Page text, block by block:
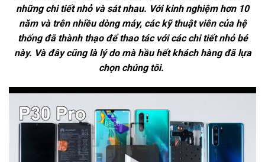
những chi tiết nhỏ và sát nhau. Với kinh nghiệm hơn 10
năm và trên nhiều dòng máy, các kỹ thuật viên của hệ
thống đã thành thạo để thao tác với các chi tiết nhỏ bé
này. Và đây cũng là lý do mà hầu hết khách hàng đã lựa
chọn chúng tôi.